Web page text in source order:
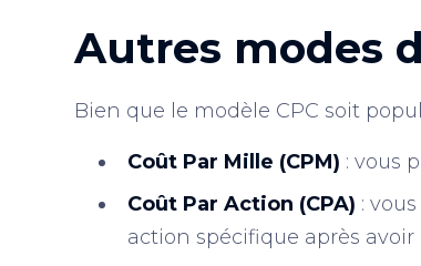
Autres modes
Bien que le modèle CPC soit
Coût Par Mille (CPM) : vous
Coût Par Action (CPA) :
action spécifique après